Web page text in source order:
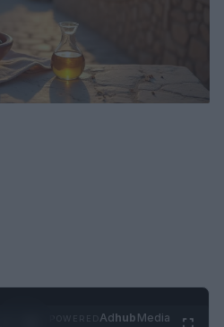
Adhub Media